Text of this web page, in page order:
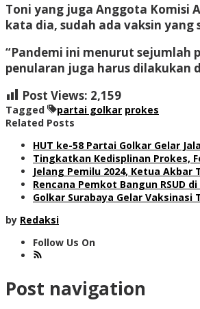
Toni yang juga Anggota Komisi
kata dia, sudah ada vaksin yang
“Pandemi ini menurut sejumlah
penularan juga harus dilakukan
Post Views: 2,159
Tagged partai golkar prokes
Related Posts
HUT ke-58 Partai Golkar Gelar
Tingkatkan Kedisplinan Prokes,
Jelang Pemilu 2024, Ketua
Rencana Pemkot Bangun RSUD
Golkar Surabaya Gelar Vaksinasi
by Redaksi
Follow Us On
Post navigation